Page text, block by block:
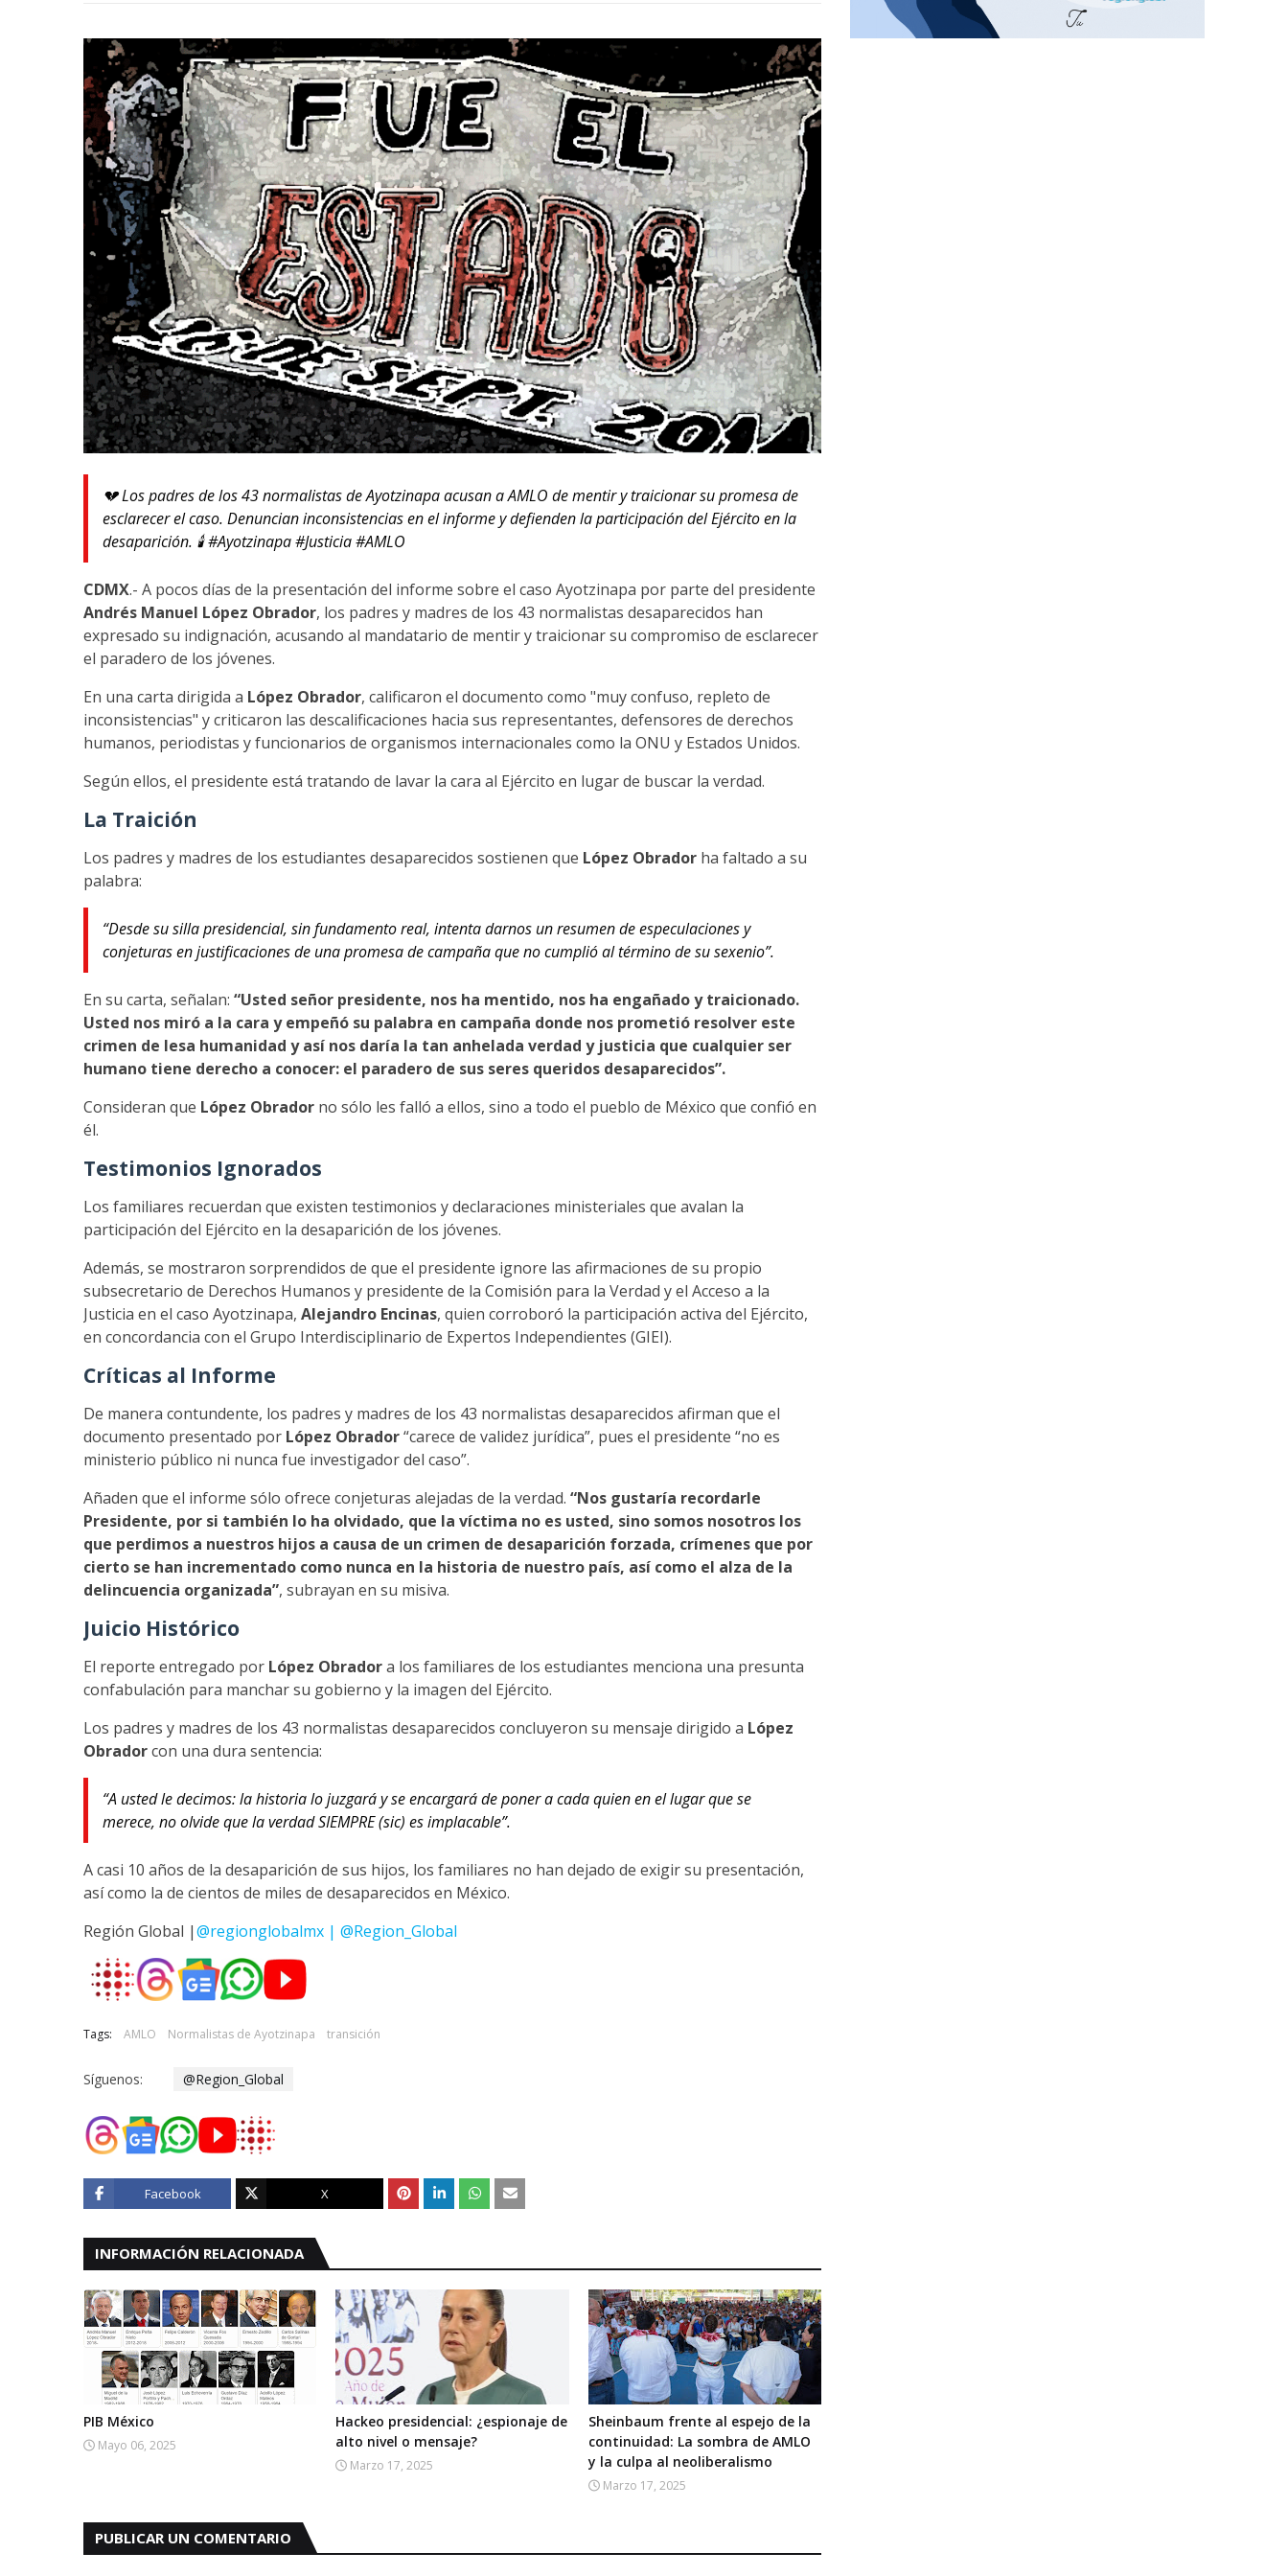
💔 Los padres de los 43 normalistas de Ayotzinapa acusan a AMLO de mentir y traicionar su promesa de
esclarecer el caso. Denuncian inconsistencias en el informe y defienden la participación del Ejército en la
desaparición. 🕯️ #Ayotzinapa #Justicia #AMLO
CDMX.- A pocos días de la presentación del informe sobre el caso Ayotzinapa por parte del presidente
Andrés Manuel López Obrador, los padres y madres de los 43 normalistas desaparecidos han
expresado su indignación, acusando al mandatario de mentir y traicionar su compromiso de esclarecer
el paradero de los jóvenes.
En una carta dirigida a López Obrador, calificaron el documento como "muy confuso, repleto de
inconsistencias" y criticaron las descalificaciones hacia sus representantes, defensores de derechos
humanos, periodistas y funcionarios de organismos internacionales como la ONU y Estados Unidos.
Según ellos, el presidente está tratando de lavar la cara al Ejército en lugar de buscar la verdad.
La Traición
Los padres y madres de los estudiantes desaparecidos sostienen que López Obrador ha faltado a su
palabra:
“Desde su silla presidencial, sin fundamento real, intenta darnos un resumen de especulaciones y
conjeturas en justificaciones de una promesa de campaña que no cumplió al término de su sexenio”.
En su carta, señalan: “Usted señor presidente, nos ha mentido, nos ha engañado y traicionado.
Usted nos miró a la cara y empeñó su palabra en campaña donde nos prometió resolver este
crimen de lesa humanidad y así nos daría la tan anhelada verdad y justicia que cualquier ser
humano tiene derecho a conocer: el paradero de sus seres queridos desaparecidos”.
Consideran que López Obrador no sólo les falló a ellos, sino a todo el pueblo de México que confió en
él.
Testimonios Ignorados
Los familiares recuerdan que existen testimonios y declaraciones ministeriales que avalan la
participación del Ejército en la desaparición de los jóvenes.
Además, se mostraron sorprendidos de que el presidente ignore las afirmaciones de su propio
subsecretario de Derechos Humanos y presidente de la Comisión para la Verdad y el Acceso a la
Justicia en el caso Ayotzinapa, Alejandro Encinas, quien corroboró la participación activa del Ejército,
en concordancia con el Grupo Interdisciplinario de Expertos Independientes (GIEI).
Críticas al Informe
De manera contundente, los padres y madres de los 43 normalistas desaparecidos afirman que el
documento presentado por López Obrador“carece de validez jurídica”, pues el presidente “no es
ministerio público ni nunca fue investigador del caso”.
Añaden que el informe sólo ofrece conjeturas alejadas de la verdad. “Nos gustaría recordarle
Presidente, por si también lo ha olvidado, que la víctima no es usted, sino somos nosotros los
que perdimos a nuestros hijos a causa de un crimen de desaparición forzada, crímenes que por
cierto se han incrementado como nunca en la historia de nuestro país, así como el alza de la
delincuencia organizada”, subrayan en su misiva.
Juicio Histórico
El reporte entregado por López Obradora los familiares de los estudiantes menciona una presunta
confabulación para manchar su gobierno y la imagen del Ejército.
Los padres y madres de los 43 normalistas desaparecidos concluyeron su mensaje dirigido a López
Obradorcon una dura sentencia:
“A usted le decimos: la historia lo juzgará y se encargará de poner a cada quien en el lugar que se
merece, no olvide que la verdad SIEMPRE (sic) es implacable”.
A casi 10 años de la desaparición de sus hijos, los familiares no han dejado de exigir su presentación,
así como la de cientos de miles de desaparecidos en México.
Región Global |@regionglobalmx | @Region_Global
Tags: AMLO Normalistas de Ayotzinapa transición
Síguenos: @Region_Global
Facebook X
INFORMACIÓN RELACIONADA
PIB México
Mayo 06, 2025
Hackeo presidencial: ¿espionaje de
alto nivel o mensaje?
Marzo 17, 2025
Sheinbaum frente al espejo de la
continuidad: La sombra de AMLO
y la culpa al neoliberalismo
Marzo 17, 2025
PUBLICAR UN COMENTARIO